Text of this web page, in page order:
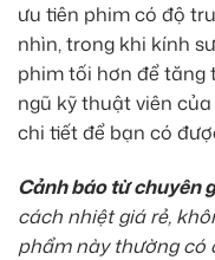
ưu tiên phim có độ
nhìn, trong khi kính
phim tối hơn để tăng
ngũ kỹ thuật viên
chi tiết để bạn có
Cảnh báo từ chuyên
cách nhiệt giá rẻ,
phẩm này thường có